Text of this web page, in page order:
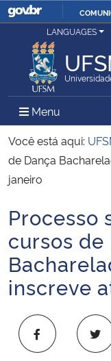
Ministério da Justiça e
Ministério da Defesa
Ministério das Relações
Ministério da Economia
Ministério da Infraestrutura
Ministério da Agricultura,
Ministério da Educação
Ministério da Cidadania
Ministério da Saúde
LANGUAGES
Menu Menu
Você está aqui:
de Dança
janeiro
Início do conteúdo
Processo
cursos de
inscreve